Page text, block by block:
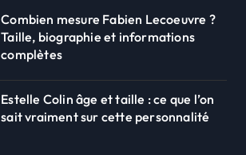
Combien mesure Fabien Lecoeuvre ?
Taille, biographie et informations
complètes
Estelle Colin âge et taille : ce que l’on
sait vraiment sur cette personnalité